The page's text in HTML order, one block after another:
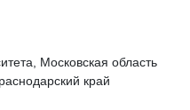
Московская область
край